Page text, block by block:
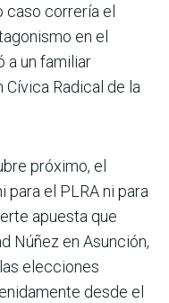
caso correría el
en el
a un familiar
Radical de la
próximo, el
para el PLRA ni para
apuesta que
Núñez en Asunción,
elecciones
desde el